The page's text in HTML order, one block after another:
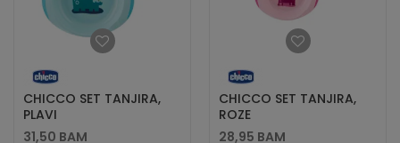
CHICCO SET TANJIRA,
PLAVI
31,50 BAM
CHICCO SET TANJIRA,
ROZE
28,95 BAM